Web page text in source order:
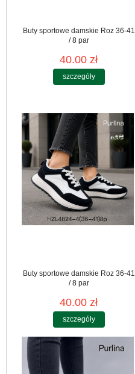
Buty sportowe damskie Roz 36-41
/ 8 par
40.00 zł
szczegóły
Buty sportowe damskie Roz 36-41
/ 8 par
40.00 zł
szczegóły